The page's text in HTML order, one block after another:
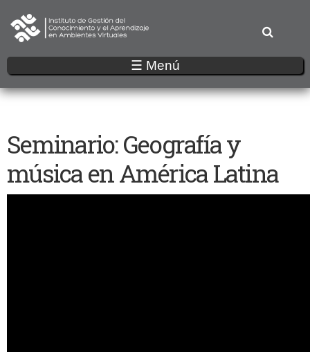
al
contenido
principal
☰ Menú
Seminario: Geografía y
música en América Latina